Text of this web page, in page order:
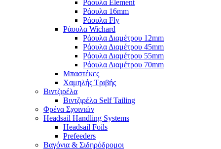
Ράουλα Element
Ράουλα 16mm
Ράουλα Fly
Ράουλα Wichard
Ράουλα Διαμέτρου 12mm
Ράουλα Διαμέτρου 45mm
Ράουλα Διαμέτρου 55mm
Ράουλα Διαμέτρου 70mm
Μπαστέκες
Χαμηλής Τριβής
Βιντζιρέλα
Βιντζιρέλα Self Tailing
Φρένα Σχοινιών
Headsail Handling Systems
Headsail Foils
Prefeeders
Βαγόνια & Σιδηρόδρομοι